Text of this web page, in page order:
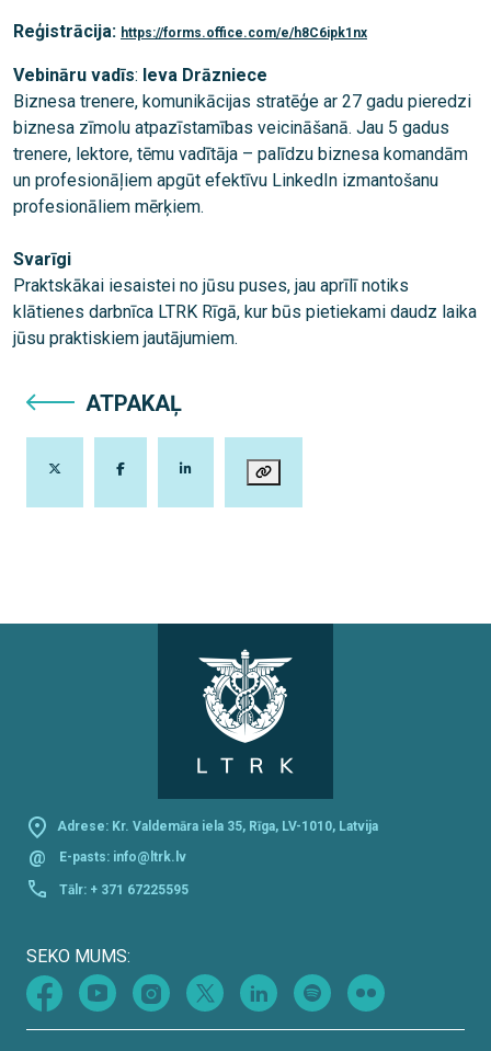
Reģistrācija: https://forms.office.com/e/h8C6ipk1nx
Vebināru vadīs: Ieva Drāzniece
Biznesa trenere, komunikācijas stratēģe ar 27 gadu pieredzi
biznesa zīmolu atpazīstamības veicināšanā. Jau 5 gadus
trenere, lektore, tēmu vadītāja – palīdzu biznesa komandām
un profesionāļiem apgūt efektīvu LinkedIn izmantošanu
profesionāliem mērķiem.
Svarīgi
Praktskākai iesaistei no jūsu puses, jau aprīlī notiks
klātienes darbnīca LTRK Rīgā, kur būs pietiekami daudz laika
jūsu praktiskiem jautājumiem.
ATPAKAĻ
Adrese: Kr. Valdemāra iela 35, Rīga, LV-1010, Latvija
@ E-pasts: info@ltrk.lv
Tālr: + 371 67225595
SEKO MUMS: